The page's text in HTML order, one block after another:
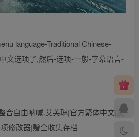
language-Traditional Chinese-
文选项了,然后-选项-一般-字幕语言-
合自由呐喊.艾芙琳|官方繁体中文|支
修改器|赠全收集存档